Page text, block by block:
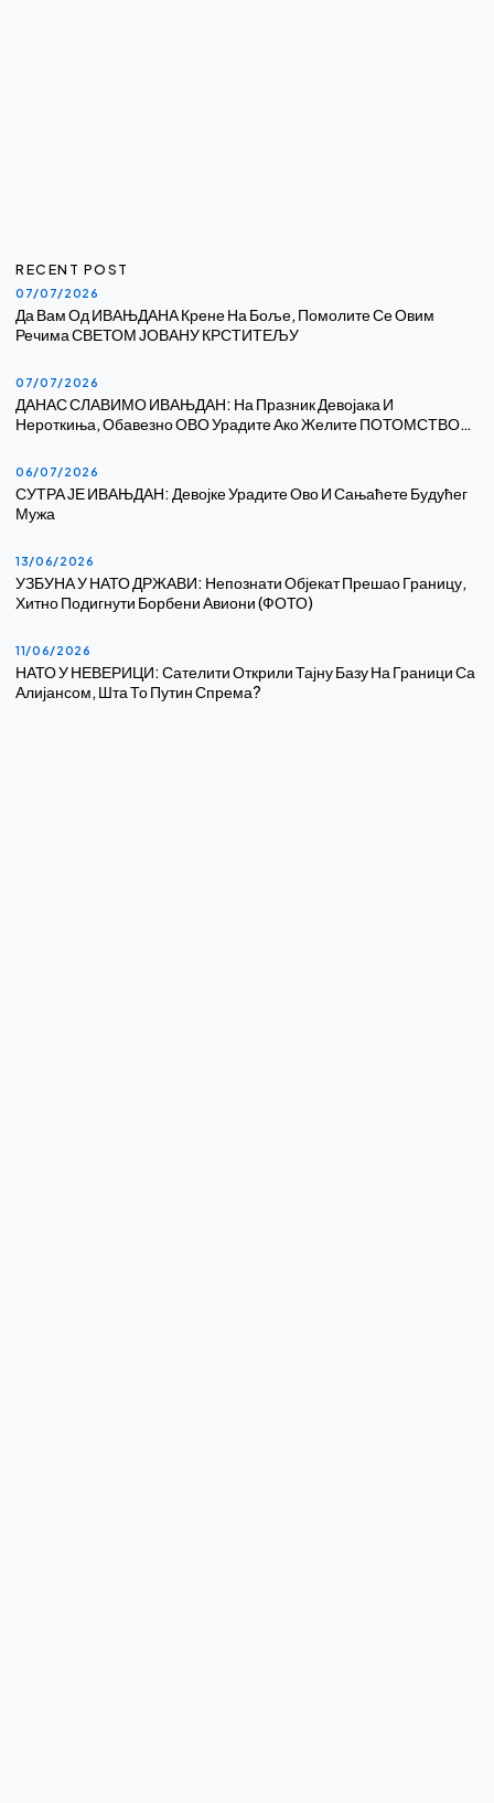
RECENT POST
07/07/2026
Да Вам Од ИВАЊДАНА Крене На Боље, Помолите Се Овим
Речима СВЕТОМ ЈОВАНУ КРСТИТЕЉУ
07/07/2026
ДАНАС СЛАВИМО ИВАЊДАН: На Празник Девојака И
Нероткиња, Обавезно ОВО Урадите Ако Желите ПОТОМСТВО…
06/07/2026
СУТРА ЈЕ ИВАЊДАН: Девојке Урадите Ово И Сањаћете Будућег
Мужа
13/06/2026
УЗБУНА У НАТО ДРЖАВИ: Непознати Објекат Прешао Границу,
Хитно Подигнути Борбени Авиони (ФОТО)
11/06/2026
НАТО У НЕВЕРИЦИ: Сателити Открили Тајну Базу На Граници Са
Алијансом, Шта То Путин Спрема?